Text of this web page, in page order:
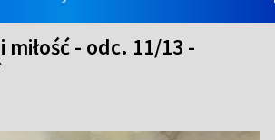
miłość - odc. 11/13 -